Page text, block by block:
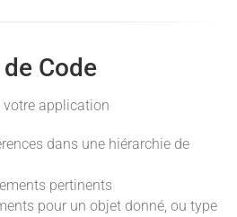
Code
votre application
dans une hiérarchie de
pertinents
pour un objet donné, ou type